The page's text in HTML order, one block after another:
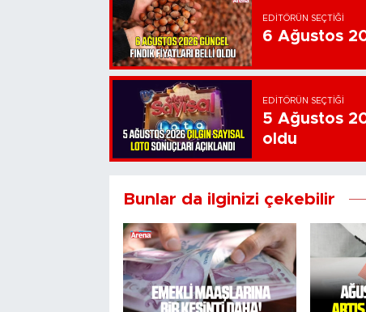
EDITÖRÜN SEÇTIĞI
6 Ağustos
EDITÖRÜN SEÇTIĞI
5 Ağustos
oldu
Bunlar da ilginizi çekebilir